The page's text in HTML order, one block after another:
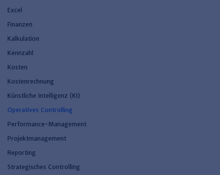
Excel
Finanzen
Kalkulation
Kennzahl
Kosten
Kostenrechnung
Künstliche Intelligenz (KI)
Operatives Controlling
Performance-Management
Projektmanagement
Reporting
Strategisches Controlling